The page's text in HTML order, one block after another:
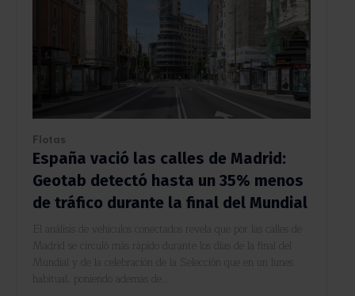
Flotas
España vació las calles de Madrid:
Geotab detectó hasta un 35% menos
de tráfico durante la final del Mundial
El análisis de vehículos conectados revela que por las calles de
Madrid se circuló más rápido durante los días de la final del
Mundial y de la celebración de la Selección que en un lunes
habitual, poniendo además de...